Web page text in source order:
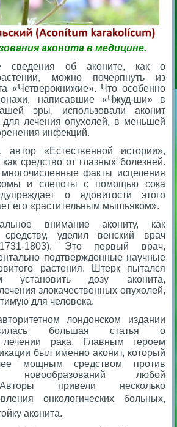
аконита в медицине.
сведения об аконите, как о
можно почерпнуть из
«Четверокнижие». Что особенно
написавшие «Чжуд-ши» в
эры, использовали аконит
лечения опухолей, в меньшей
инфекций.
«Естественной истории»,
средство от глазных болезней.
факты исцеления
и слепоты с помощью сока
о ядовитости этого
его «растительным мышьяком».
внимание акониту, как
средству, уделил венский врач
1803). Это первый врач,
подтвержденные научные
растения. Штерк пытался
установить дозу аконита,
злокачественных опухолей,
для человека.
лондонском издании
большая статья о
лечении рака. Главным героем
был именно аконит, который
мощным средством против
новообразований любой
привели несколько
онкологических больных,
аконита.